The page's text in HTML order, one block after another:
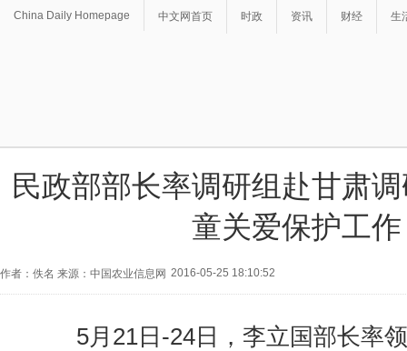
China Daily Homepage 中文网首页 时政 资讯 财经 生
民政部部长率调研组赴甘肃
童关爱保护工作
作者：佚名 来源：中国农业信息网 2016-05-25 18:10:52
5月21日-24日，李立国部长率领